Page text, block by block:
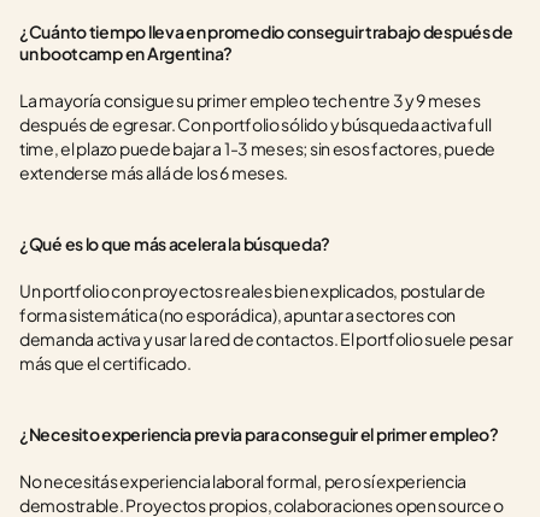
¿Cuánto tiempo lleva en promedio conseguir trabajo después de
un bootcamp en Argentina?
La mayoría consigue su primer empleo tech entre 3 y 9 meses
después de egresar. Con portfolio sólido y búsqueda activa full
time, el plazo puede bajar a 1-3 meses; sin esos factores, puede
extenderse más allá de los 6 meses.
¿Qué es lo que más acelera la búsqueda?
Un portfolio con proyectos reales bien explicados, postular de
forma sistemática (no esporádica), apuntar a sectores con
demanda activa y usar la red de contactos. El portfolio suele pesar
más que el certificado.
¿Necesito experiencia previa para conseguir el primer empleo?
No necesitás experiencia laboral formal, pero sí experiencia
demostrable. Proyectos propios, colaboraciones open source o